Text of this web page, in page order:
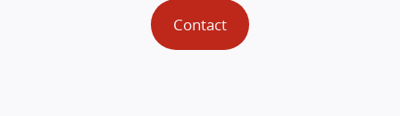
Contact